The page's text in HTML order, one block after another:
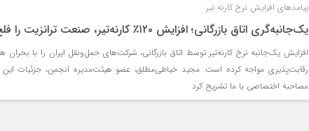
پیامدهای افزایش نرخ کارنه تیر
یک‌جانبه‌گری اتاق بازرگانی؛ افزایش ۱۲۰٪ کارنه‌تیر، صنعت ترانزیت را فلج می کند
افزایش یک‌جانبه نرخ کارنه‌تیر توسط اتاق بازرگانی، شرکت‌های حمل‌ونقل ایران را با
رقابت‌پذیری مواجه کرده است. مجید خیاطی‌مطلق، عضو هیئت‌مدیره انجمن، جزئیات این
مصاحبه اختصاصی با ما تشریح کرد